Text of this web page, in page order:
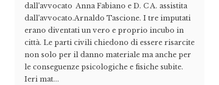
dall'avvocato Anna Fabiano e D. C A. assistita
dall'avvocato.Arnaldo Tascione. I tre imputati
erano diventati un vero e proprio incubo in
città. Le parti civili chiedono di essere risarcite
non solo per il danno materiale ma anche per
le conseguenze psicologiche e fisiche subite.
Ieri mat...